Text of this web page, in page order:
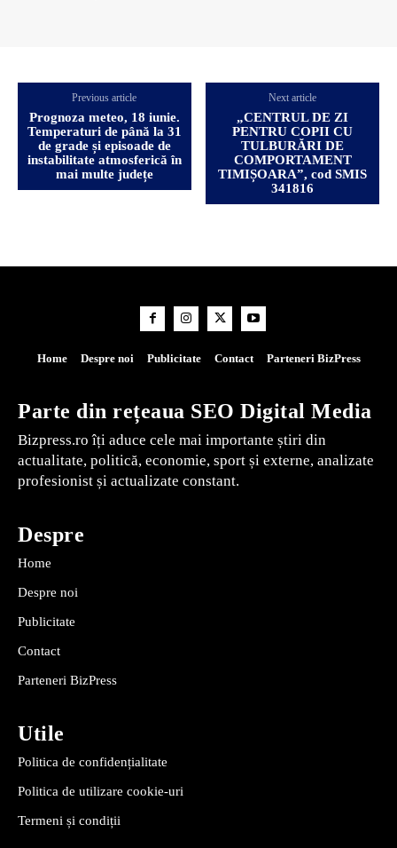
Previous article
Prognoza meteo, 18 iunie.
Temperaturi de până la 31
de grade și episoade de
instabilitate atmosferică în
mai multe județe
Next article
„CENTRUL DE ZI
PENTRU COPII CU
TULBURĂRI DE
COMPORTAMENT
TIMIȘOARA”, cod SMIS
341816
Home Despre noi Publicitate Contact Parteneri BizPress
Parte din rețeaua SEO Digital Media
Bizpress.ro îți aduce cele mai importante știri din
actualitate, politică, economie, sport și externe, analizate
profesionist și actualizate constant.
Despre
Home
Despre noi
Publicitate
Contact
Parteneri BizPress
Utile
Politica de confidențialitate
Politica de utilizare cookie-uri
Termeni și condiții